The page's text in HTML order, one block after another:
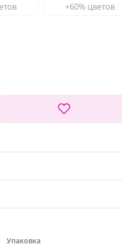
+60% цветов
Упаковка